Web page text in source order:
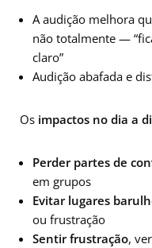
A audição melhora
não totalmente —
claro”
Audição abafada e
Os impactos no dia a
Perder partes de
em grupos
Evitar lugares
ou frustração
Sentir frustração,